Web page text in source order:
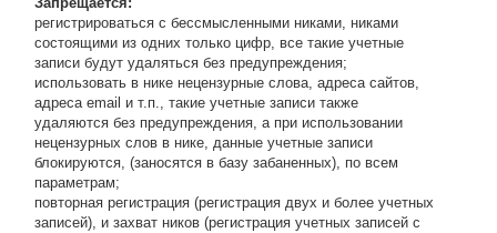
регистрироваться с бессмысленными никами, никами
состоящими из одних только цифр, все такие учетные
записи будут удаляться без предупреждения;
использовать в нике нецензурные слова, адреса сайтов,
адреса email и т.п., такие учетные записи также
удаляются без предупреждения, а при использовании
нецензурных слов в нике, данные учетные записи
блокируются, (заносятся в базу забаненных), по всем
параметрам;
повторная регистрация (регистрация двух и более учетных
записей), и захват ников (регистрация учетных записей с